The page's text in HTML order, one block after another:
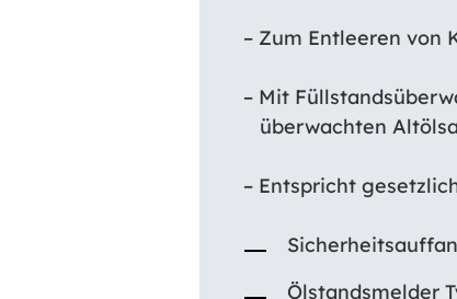
– Zum Entleeren von
– Mit
überwachten
– Entspricht
Ölstandsmelder